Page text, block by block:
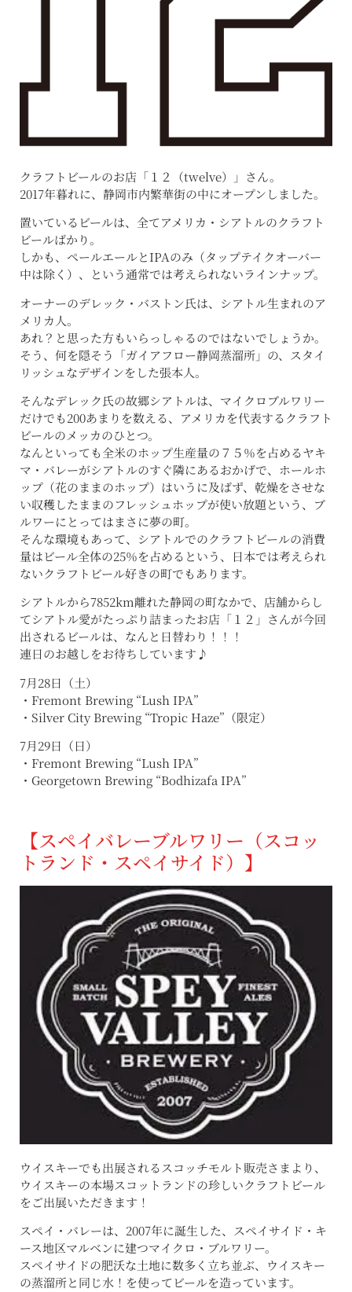
クラフトビールのお店「１２（twelve）」さん。
2017年暮れに、静岡市内繁華街の中にオープンしました。
置いているビールは、全てアメリカ・シアトルのクラフト
ビールばかり。
しかも、ペールエールとIPAのみ（タップテイクオーバー
中は除く）、という通常では考えられないラインナップ。
オーナーのデレック・バストン氏は、シアトル生まれのア
メリカ人。
あれ？と思った方もいらっしゃるのではないでしょうか。
そう、何を隠そう「ガイアフロー静岡蒸溜所」の、スタイ
リッシュなデザインをした張本人。
そんなデレック氏の故郷シアトルは、マイクロブルワリー
だけでも200あまりを数える、アメリカを代表するクラフト
ビールのメッカのひとつ。
なんといっても全米のホップ生産量の７５％を占めるヤキ
マ・バレーがシアトルのすぐ隣にあるおかげで、ホールホ
ップ（花のままのホップ）はいうに及ばず、乾燥をさせな
い収穫したままのフレッシュホップが使い放題という、ブ
ルワーにとってはまさに夢の町。
そんな環境もあって、シアトルでのクラフトビールの消費
量はビール全体の25％を占めるという、日本では考えられ
ないクラフトビール好きの町でもあります。
シアトルから7852km離れた静岡の町なかで、店舗からし
てシアトル愛がたっぷり詰まったお店「１２」さんが今回
出されるビールは、なんと日替わり！！！
連日のお越しをお待ちしています♪
7月28日（土）
・Fremont Brewing “Lush IPA”
・Silver City Brewing “Tropic Haze”（限定）
7月29日（日）
・Fremont Brewing “Lush IPA”
・Georgetown Brewing “Bodhizafa IPA”
【スペイバレーブルワリー（スコッ
トランド・スペイサイド）】
ウイスキーでも出展されるスコッチモルト販売さまより、
ウイスキーの本場スコットランドの珍しいクラフトビール
をご出展いただきます！
スペイ・バレーは、2007年に誕生した、スペイサイド・キ
ース地区マルベンに建つマイクロ・ブルワリー。
スペイサイドの肥沃な土地に数多く立ち並ぶ、ウイスキー
の蒸溜所と同じ水！を使ってビールを造っています。